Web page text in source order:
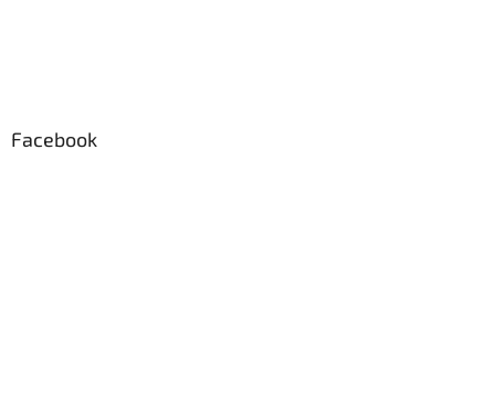
Facebook